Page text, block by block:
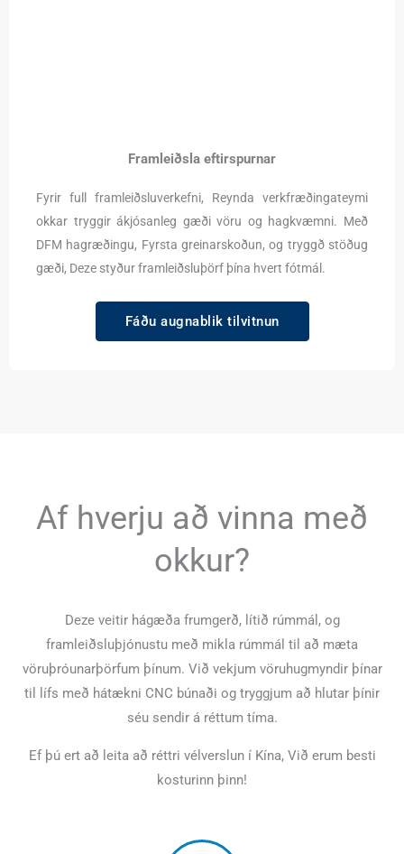
Framleiðsla eftirspurnar
Fyrir full framleiðsluverkefni, Reynda verkfræðingateymi
okkar tryggir ákjósanleg gæði vöru og hagkvæmni. Með
DFM hagræðingu, Fyrsta greinarskoðun, og tryggð stöðug
gæði, Deze styður framleiðsluþörf þína hvert fótmál.
Fáðu augnablik tilvitnun
Af hverju að vinna með
okkur?
Deze veitir hágæða frumgerð, lítið rúmmál, og
framleiðsluþjónustu með mikla rúmmál til að mæta
vöruþróunarþörfum þínum. Við vekjum vöruhugmyndir þínar
til lífs með hátækni CNC búnaði og tryggjum að hlutar þínir
séu sendir á réttum tíma.
Ef þú ert að leita að réttri vélverslun í Kína, Við erum besti
kosturinn þinn!